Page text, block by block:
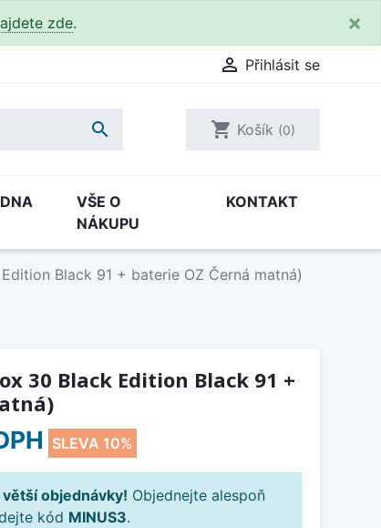
zde. ×
 Přihlásit se
 shopping_cart Košík (0)
VŠE O
NÁKUPU
KONTAKT
Black 91 + baterie OZ Černá matná)
30 Black Edition Black 91 +
SLEVA 10%
objednávky! Objednejte alespoň
kód MINUS3.